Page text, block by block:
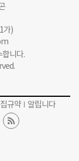
가)
니다.
규약 알립니다